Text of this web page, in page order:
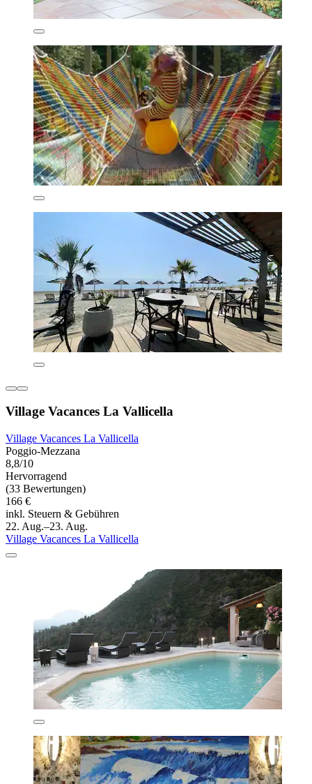
Village Vacances La Vallicella
Village Vacances La Vallicella
Poggio-Mezzana
8,8/10
Hervorragend
(33 Bewertungen)
166 €
inkl. Steuern & Gebühren
22. Aug.–23. Aug.
Village Vacances La Vallicella